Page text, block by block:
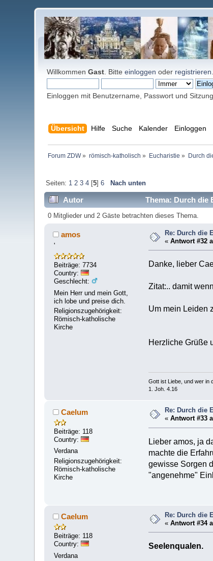
WillkommenGast . Bitteeinloggen oder registrieren
Einloggen mit Benutzername, Passwort und
Übersicht Hilfe Suche Kalender Einloggen
Forum ZDW» römisch-katholisch » Eucharistie » Durch
Seiten: 1 2 3 4[5] 6 Nach unten
Autor Thema: Durch die
0 Mitglieder und 2 Gäste betrachten dieses Thema.
amos
'
Beiträge: 7734
Country:
Geschlecht:
Mein Herr und mein Gott,
ich lobe und preise dich.
Religionszugehörigkeit:
Römisch-katholische
Kirche
Re: Durch die
«Antwort #32
Danke, lieber
Zitat:.. damit
Um mein Leiden
Herzliche Grüße
Gott ist Liebe, und wer in
1. Joh. 4.16
Caelum
Beiträge: 118
Country:
Verdana
Religionszugehörigkeit:
Römisch-katholische
Kirche
Re: Durch die
«Antwort #33
Lieber amos, ja
machte die
gewisse Sorgen
"angenehme"
Caelum
Beiträge: 118
Country:
Verdana
Re: Durch die
«Antwort #34
Seelenqualen.